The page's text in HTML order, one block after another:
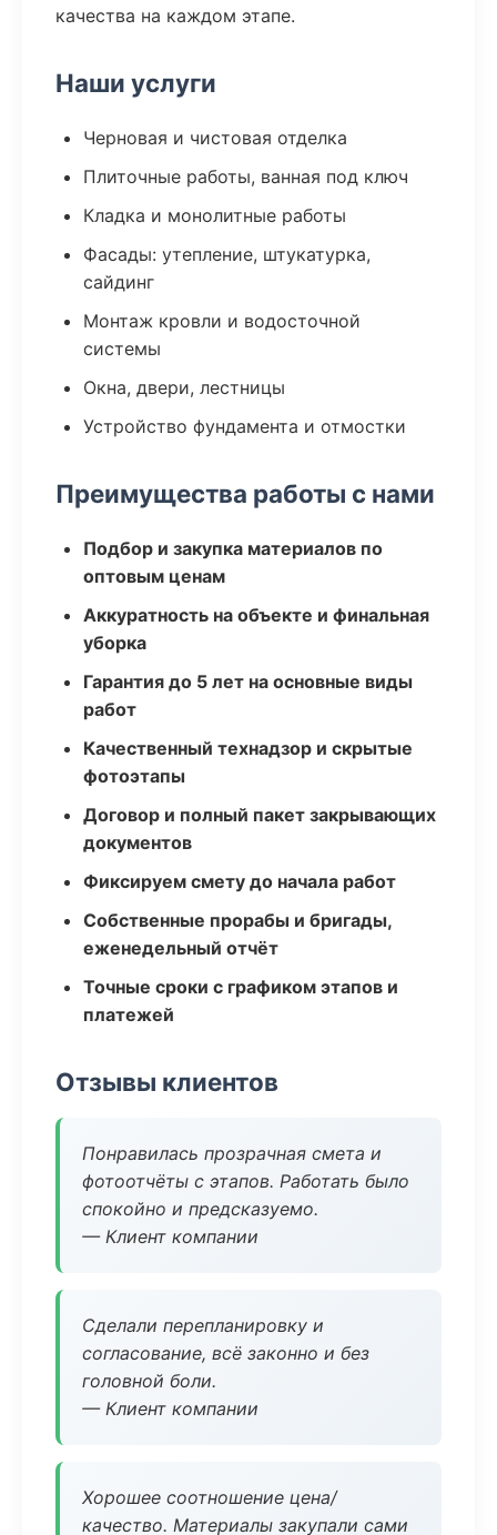
качества на каждом этапе.
Наши услуги
Черновая и чистовая отделка
Плиточные работы, ванная под ключ
Кладка и монолитные работы
Фасады: утепление, штукатурка,
сайдинг
Монтаж кровли и водосточной
системы
Окна, двери, лестницы
Устройство фундамента и отмостки
Преимущества работы с нами
Подбор и закупка материалов по
оптовым ценам
Аккуратность на объекте и финальная
уборка
Гарантия до 5 лет на основные виды
работ
Качественный технадзор и скрытые
фотоэтапы
Договор и полный пакет закрывающих
документов
Фиксируем смету до начала работ
Собственные прорабы и бригады,
еженедельный отчёт
Точные сроки с графиком этапов и
платежей
Отзывы клиентов
Понравилась прозрачная смета и
фотоотчёты с этапов. Работать было
спокойно и предсказуемо.
— Клиент компании
Сделали перепланировку и
согласование, всё законно и без
головной боли.
— Клиент компании
Хорошее соотношение цена/
качество. Материалы закупали сами